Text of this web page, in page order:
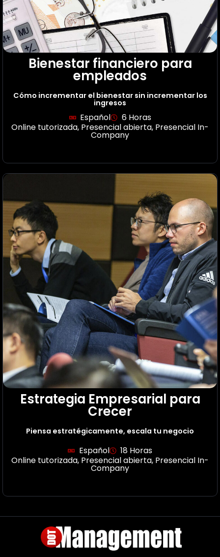
Bienestar financiero para
empleados
Cómo incrementar el bienestar sin incrementar los
ingresos
Español
6 Horas
Online tutorizada, Presencial abierta, Presencial In-
Company
Estrategia Empresarial para
Crecer
Piensa estratégicamente, escala tu negocio
Español
18 Horas
Online tutorizada, Presencial abierta, Presencial In-
Company